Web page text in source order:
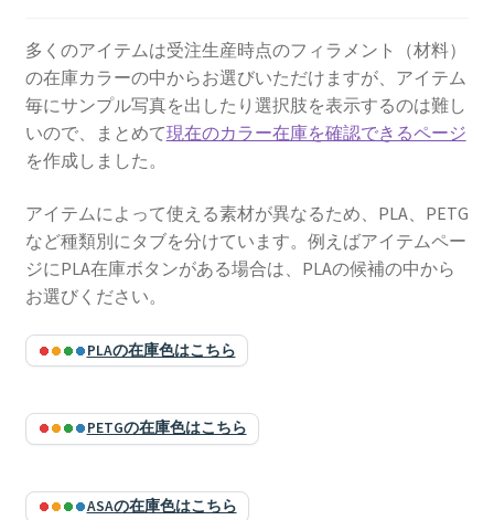
多くのアイテムは受注生産時点のフィラメント（材料）
の在庫カラーの中からお選びいただけますが、アイテム
毎にサンプル写真を出したり選択肢を表示するのは難し
いので、まとめて現在のカラー在庫を確認できるページ
を作成しました。
アイテムによって使える素材が異なるため、PLA、PETG
など種類別にタブを分けています。例えばアイテムペー
ジにPLA在庫ボタンがある場合は、PLAの候補の中から
お選びください。
PLAの在庫色はこちら
PETGの在庫色はこちら
ASAの在庫色はこちら